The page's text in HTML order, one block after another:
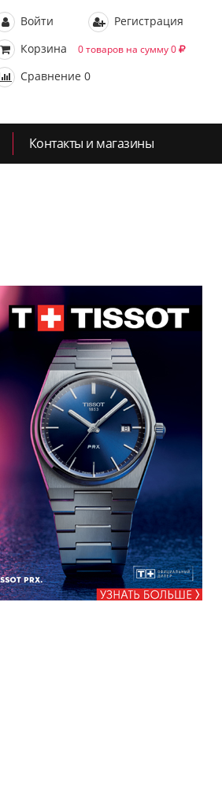
Войти
Регистрация
Корзина
0 товаров на сумму 0
Сравнение 0
Контакты и магазины